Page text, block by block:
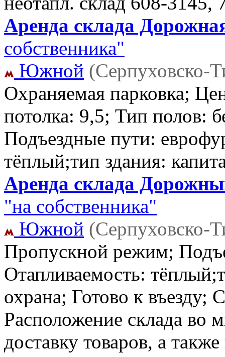
Аренда склада
собственника"
Южной (Серпуховско-
Охраняемая парковка;
потолка: 9,5; Тип полов:
Подъездные пути:
тёплый;тип здания:
Аренда склада
"на собственника"
Южной (Серпуховско-
Пропускной режим;
Отапливаемость:
охрана; Готово к въезду;
Расположение склада во
доставку товаров, а